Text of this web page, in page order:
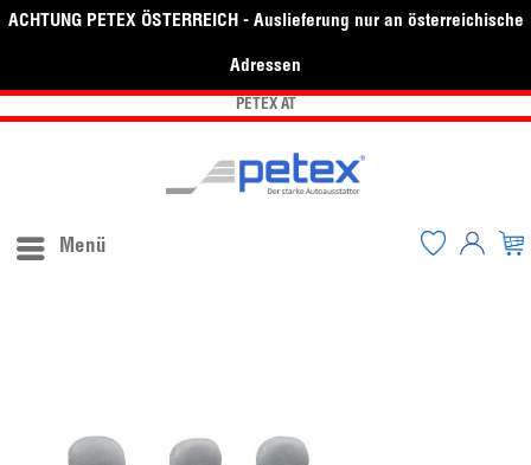
ACHTUNG PETEX ÖSTERREICH - Auslieferung nur an österreichische
Adressen
PETEX AT
Menü